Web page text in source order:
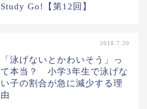
Study Go!【第12回】
2018.7.20
「泳げないとかわいそう」っ
て本当？ 小学3年生で泳げな
い子の割合が急に減少する理
由